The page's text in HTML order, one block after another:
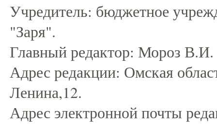
Учредитель: бюджетное
"Заря".
Главный редактор: Мороз В.И.
Адрес редакции: Омская
Ленина,12.
Адрес электронной почты